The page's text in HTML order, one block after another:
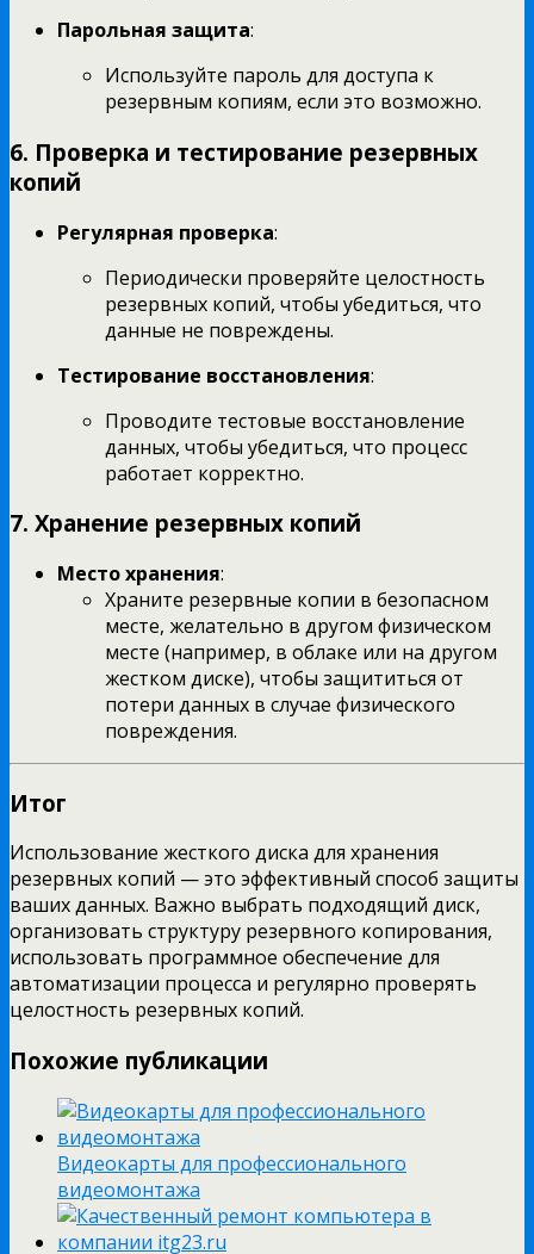
Парольная защита:
Используйте пароль для доступа к
резервным копиям, если это возможно.
6. Проверка и тестирование резервных
копий
Регулярная проверка:
Периодически проверяйте целостность
резервных копий, чтобы убедиться, что
данные не повреждены.
Тестирование восстановления:
Проводите тестовые восстановление
данных, чтобы убедиться, что процесс
работает корректно.
7. Хранение резервных копий
Место хранения:
Храните резервные копии в безопасном
месте, желательно в другом физическом
месте (например, в облаке или на другом
жестком диске), чтобы защититься от
потери данных в случае физического
повреждения.
Итог
Использование жесткого диска для хранения
резервных копий — это эффективный способ защиты
ваших данных. Важно выбрать подходящий диск,
организовать структуру резервного копирования,
использовать программное обеспечение для
автоматизации процесса и регулярно проверять
целостность резервных копий.
Похожие публикации
Видеокарты для профессионального
видеомонтажа